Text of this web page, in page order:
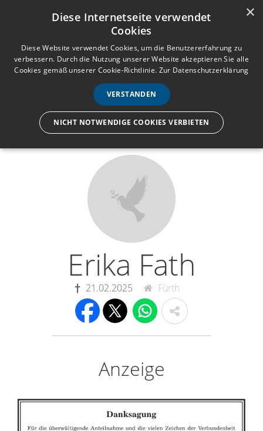
Anmelden Registrieren
e
n
ü
Wir lassen nur die Hand los,
Erika Fath
21.02.2025 Fürth
Anzeige
×
Diese Internetseite verwendet
Cookies
Diese Website verwendet Cookies, um die Benutzererfahrung zu
verbessern. Durch die Nutzung unserer Website akzeptieren Sie alle
Cookies gemäß unserer Cookie-Richtlinie. Zur Datenschutzerklärung
VERSTANDEN
NICHT NOTWENDIGE COOKIES VERBIETEN